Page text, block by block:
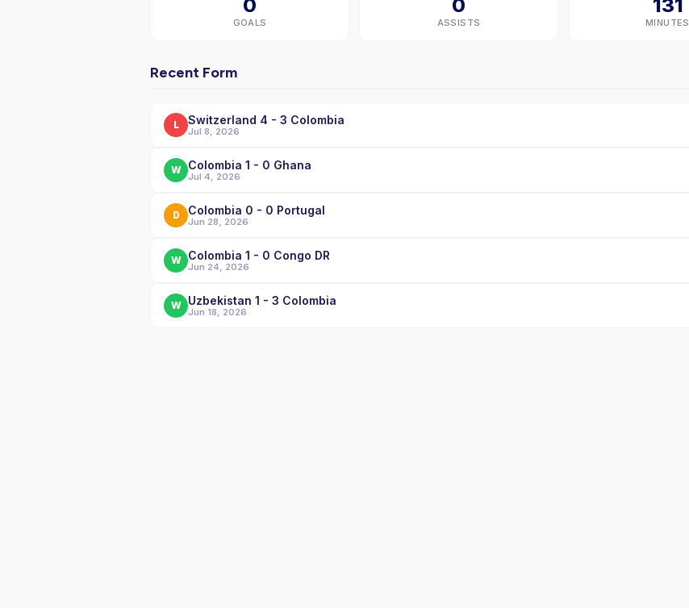
0
GOALS
0
ASSISTS
131
MINUTES
Recent Form
L Switzerland 4 - 3 Colombia
Jul 8, 2026
W Colombia 1 - 0 Ghana
Jul 4, 2026
D Colombia 0 - 0 Portugal
Jun 28, 2026
W Colombia 1 - 0 Congo DR
Jun 24, 2026
W Uzbekistan 1 - 3 Colombia
Jun 18, 2026